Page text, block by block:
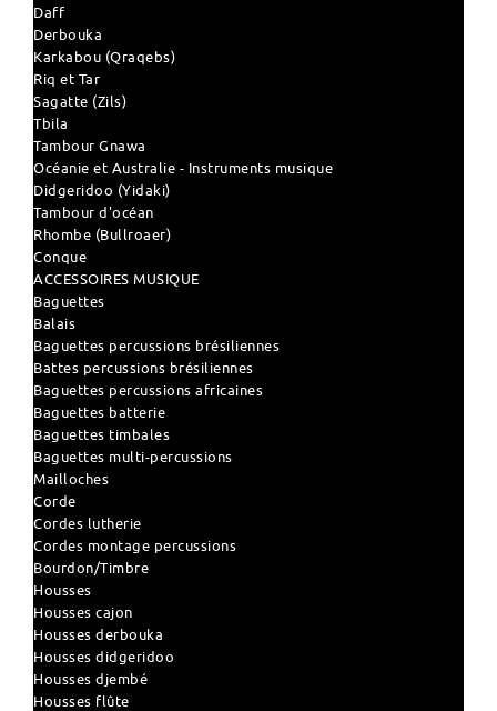
Daff
Derbouka
Karkabou (Qraqebs)
Riq et Tar
Sagatte (Zils)
Tbila
Tambour Gnawa
Océanie et Australie - Instruments musique
Didgeridoo (Yidaki)
Tambour d'océan
Rhombe (Bullroaer)
Conque
ACCESSOIRES MUSIQUE
Baguettes
Balais
Baguettes percussions brésiliennes
Battes percussions brésiliennes
Baguettes percussions africaines
Baguettes batterie
Baguettes timbales
Baguettes multi-percussions
Mailloches
Corde
Cordes lutherie
Cordes montage percussions
Bourdon/Timbre
Housses
Housses cajon
Housses derbouka
Housses didgeridoo
Housses djembé
Housses flûte